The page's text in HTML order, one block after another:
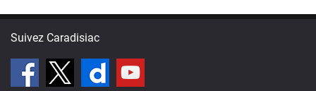
Suivez Caradisiac